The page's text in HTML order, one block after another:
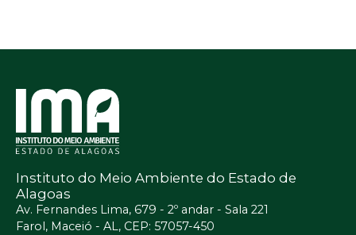
Instituto do Meio Ambiente do Estado de
Alagoas
Av. Fernandes Lima, 679 - 2º andar - Sala 221
Farol, Maceió - AL, CEP: 57057-450